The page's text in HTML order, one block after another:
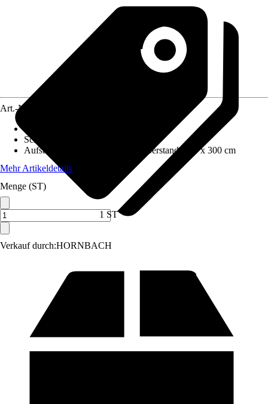
Verkauf durch:HORNBACH
Art.-Nr.
Schneelast
Aufstellmaße B x T ohne Dachüberstand:
400 x 300 cm
Mehr Artikeldetails
Menge (ST)
1 ST